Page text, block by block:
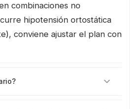
combinaciones no
hipotensión ortostática
conviene ajustar el plan con